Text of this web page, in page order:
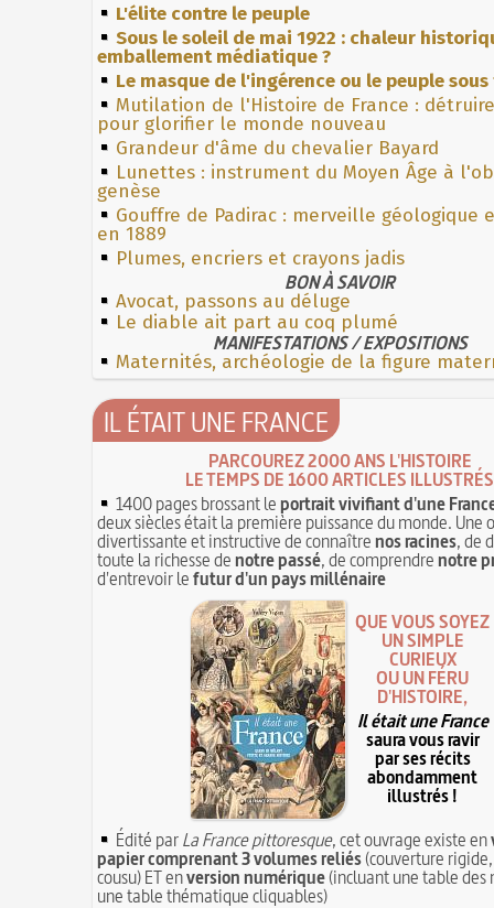
L'élite contre le peuple
Sous le soleil de mai 1922 : chaleur
emballement médiatique ?
Le masque de l'ingérence ou le peuple
Mutilation de l'Histoire de France :
pour glorifier le monde nouveau
Grandeur d'âme du chevalier Bayard
Lunettes : instrument du Moyen Âge à
genèse
Gouffre de Padirac : merveille géologique
en 1889
Plumes, encriers et crayons jadis
BON À SAVOIR
Avocat, passons au déluge
Le diable ait part au coq plumé
MANIFESTATIONS / EXPOSITIONS
Maternités, archéologie de la figure
IL ÉTAIT UNE FRANCE
PARCOUREZ 2000 ANS L'HISTOIRE
LE TEMPS DE 1600 ARTICLES ILLUSTRÉS
1400 pages brossant leportrait vivifiant d'une
deux siècles était la première puissance du monde. Une
divertissante et instructive de connaîtrenos racines, de
toute la richesse denotre passé, de comprendrenotre
d'entrevoir lefutur d'un pays millénaire
QUE VOUS SOYEZ
UN SIMPLE
CURIEUX
OU UN FÉRU
D'HISTOIRE,
Il était une France
saura vous ravir
par ses récits
abondamment
illustrés !
Édité parLa France pittoresque, cet ouvrage existe en
papier comprenant 3 volumes reliés(couverture
cousu) ET enversion numérique(incluant une table des
une table thématique cliquables)